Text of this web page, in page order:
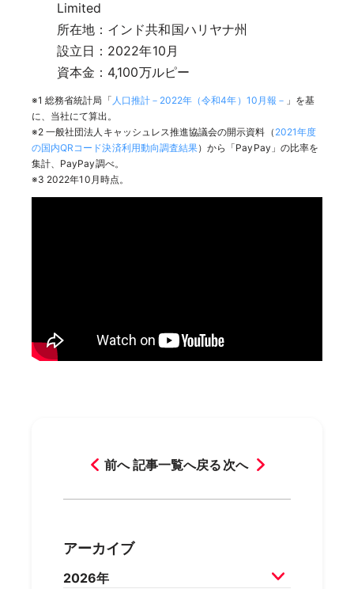
Limited
所在地：インド共和国ハリヤナ州
設立日：2022年10月
資本金：4,100万ルピー
※1 総務省統計局「 人口推計－2022年（令和4年）10月報－ 」を基
に、当社にて算出。
※2 一般社団法人キャッシュレス推進協議会の開示資料（ 2021年度
の国内QRコード決済利用動向調査結果）から「PayPay」の比率を
集計、PayPay調べ。
※3 2022年10月時点。
前へ 記事一覧へ戻る 次へ
アーカイブ
2026年